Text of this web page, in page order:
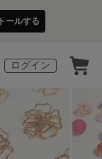
ールする
ログイン